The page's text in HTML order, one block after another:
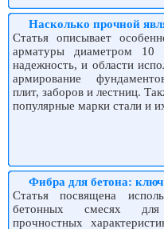
Насколько прочной
Статья описывает
арматуры диаметром 10
надежность, и области
армирование
плит, заборов и лестниц.
популярные марки стали и
Фибра для бетона:
Статья посвящена
бетонных смесях
прочностных